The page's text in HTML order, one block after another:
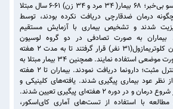
در یک کارآزمایی بالینی دوسو بی‌خبر؛ ۶۸ بیمار( ۳۴ مرد و ۳۴ زن) ۶۱-۶ سال مبتلا
درمان ضدقارچی دریافت نکرده بودند، توسط
شدند و تشخیص بیماری با آزمایش مستقیم
بیماران به صورت تصادفی در دو گروه لوسیون
مایکودرم(۳۷ نفر)یا لوسیون کلوتریمازول(۳۱ نفر) قرار گرفتند تا به مدت ۲ هفته
روزی۲ بار از لوسیون به صورت موضعی استفاده نمایند. همچنین ۳۴ بیمار مبتلا به
تینه‌آ ورسیکالر به عنوان کنترل مثبت؛ دارونما دریافت نمودند. بیماران تا ۲ هفته
نظر عود بیماری پیگیری شدند. یافته‌های کلینیکی و
آزمایشگاهی ۲ هفته بعد از شروع درمان و در دوره ۲ هفته‌ای پیگیری تعیین شدند.
مطالعه با استفاده از تست‌های آماری کای‌اسکور،